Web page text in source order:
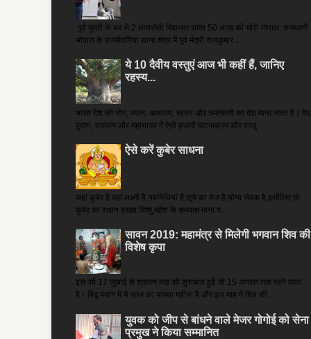
पूर्व मूंत्री के घर से 2 लायसेंसी रिवाल्वर समेत 50 लाख की चोरी भोपाल: राजधानी
भोपाल के बागसेवनिया थाना क्षेत्र में पूर्व मंत्री राजकुमार ...
ये 10 दैवीय वस्तुएं आज भी कहीं हैं, जानिए
रहस्य...
भारत देश को योग, ध्यान, अध्यात्म, रहस्य और चमत्कारों का देश माना जाता है। वेद,
पुराण, रामायण और महाभारत में ऐसी हजारों घटनाक्रम और वस्तु...
ऐसे करें कुबेर साधना
जहां कुबेर है­ वहां लक्ष्मी है,नवनिधियां हैं,सूर्य का तेज है,योग्य सेवक है,इसीलिए तो
कुबेर का स्थान ब्रह्मा,विष्णु,महेश के समकक्ष माना ग...
सावन 2019: महामंत्र से मिलेगी भगवान शिव की
विशेष कृपा
इस वर्ष 17 जुलाई से श्रावण माह की शुरुआत हुई जो 15 अगस्त तक रहने वाला
है। हिंदू पंचांग में ये साल का पांचवा महीना है और इस माह में शिव की...
युवक को जीप से बांधने वाले मेजर गोगोई को सेना
प्रमुख ने किया सम्‍मानित